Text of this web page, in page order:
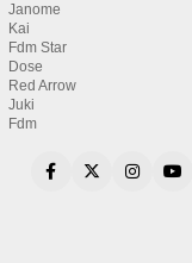
Janome
Kai
Fdm Star
Dose
Red Arrow
Juki
Fdm